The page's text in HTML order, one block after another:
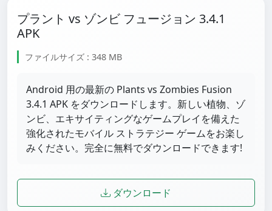
プラント vs ゾンビ フュージョン 3.4.1
APK
ファイルサイズ : 348 MB
Android 用の最新の Plants vs Zombies Fusion
3.4.1 APK をダウンロードします。新しい植物、ゾ
ンビ、エキサイティングなゲームプレイを備えた
強化されたモバイル ストラテジー ゲームをお楽し
みください。完全に無料でダウンロードできます!
ダウンロード